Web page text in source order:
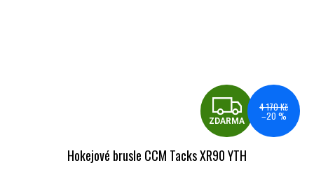
ZDARMA
4 170 Kč
–20 %
Hokejové brusle CCM Tacks XR90 YTH